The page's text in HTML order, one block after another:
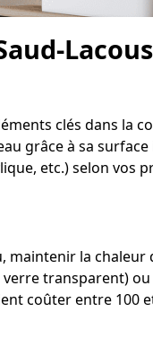
clés dans la
grâce à sa
etc.) selon vos
maintenir la
transparent)
coûter entre 100